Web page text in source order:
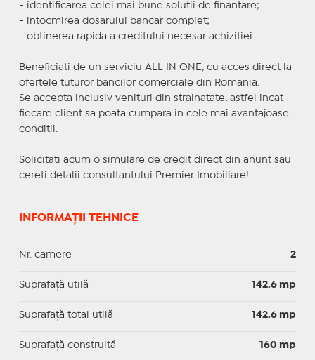
- identificarea celei mai bune solutii de finantare;
- intocmirea dosarului bancar complet;
- obtinerea rapida a creditului necesar achizitiei.
Beneficiati de un serviciu ALL IN ONE, cu acces direct la
ofertele tuturor bancilor comerciale din Romania.
Se accepta inclusiv venituri din strainatate, astfel incat
fiecare client sa poata cumpara in cele mai avantajoase
conditii.
Solicitati acum o simulare de credit direct din anunt sau
cereti detalii consultantului Premier Imobiliare!
INFORMAȚII TEHNICE
Nr. camere 2
Suprafaţă utilă 142.6 mp
Suprafaţă total utilă 142.6 mp
Suprafaţă construită 160 mp